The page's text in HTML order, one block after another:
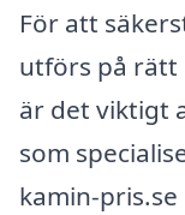
För att
utförs på rätt
är det viktigt
som
kamin-